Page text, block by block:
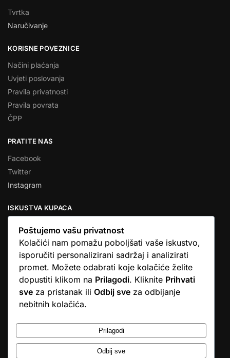
Tvrtka
Naručivanje
KORISNE POVEZNICE
Načini plaćanja
Uvjeti poslovanja
Pravila privatnosti
Pravila povrata
ČPP
PRATITE NAS
Facebook
Twitter
Instagram
ISKUSTVA KUPACA
★★★★★
… Ono što me se dojmilo je ljudski pristup i njihova briga da
dobijem što sam naručio. U većini web shopova nitko vas ne
zove, samo otkažu narudžbu. …
Stjepan D.M.
© Argus elektronika d.o.o.
Poštujemo vašu privatnost
Kolačići nam pomažu poboljšati vaše iskustvo,
isporučiti personalizirani sadržaj i analizirati
promet. Možete odabrati koje kolačiće želite
dopustiti klikom na Prilagodi. Kliknite Prihvati
sve za pristanak ili Odbij sve za odbijanje
nebitnih kolačića.
Prilagodi
Odbij sve